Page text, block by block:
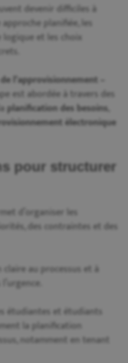
devenir difficiles à
planifiée, les
logique et les choix
l’approvisionnement –
est abordée à travers des
planification des besoins
électronique
pour structurer
d’organiser les
des contraintes et des
au processus et à
étudiantes et étudiants
la planification
notamment en tenant